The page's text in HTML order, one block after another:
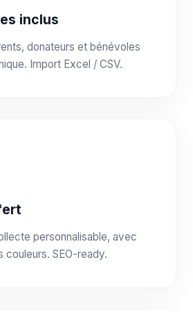
inclus
donateurs et bénévoles
Import Excel / CSV.
personnalisable, avec
SEO-ready.